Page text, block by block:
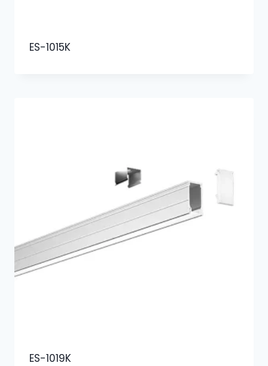
ES-1015K
ES-1019K